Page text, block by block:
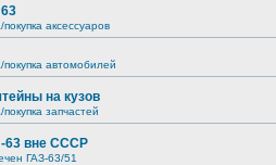
аксессуаров
автомобилей
на кузов
запчастей
63 вне СССР
ГАЗ-63/51